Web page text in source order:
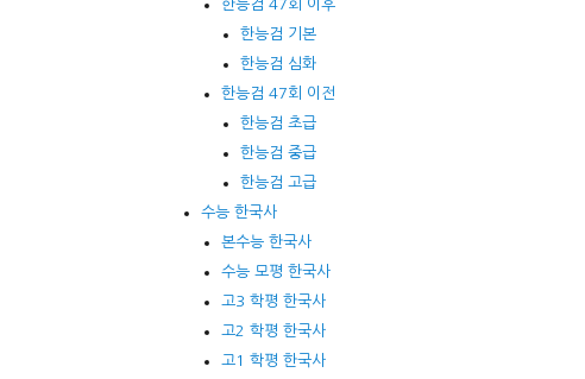
한능검 47회 이후
한능검 기본
한능검 심화
한능검 47회 이전
한능검 초급
한능검 중급
한능검 고급
수능 한국사
본수능 한국사
수능 모평 한국사
고3 학평 한국사
고2 학평 한국사
고1 학평 한국사